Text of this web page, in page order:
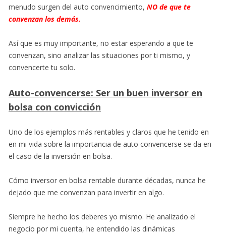
menudo surgen del auto convencimiento, NO de que te
convenzan los demás.
Así que es muy importante, no estar esperando a que te
convenzan, sino analizar las situaciones por ti mismo, y
convencerte tu solo.
Auto-convencerse: Ser un buen inversor en
bolsa con convicción
Uno de los ejemplos más rentables y claros que he tenido en
en mi vida sobre la importancia de auto convencerse se da en
el caso de la inversión en bolsa.
Cómo inversor en bolsa rentable durante décadas, nunca he
dejado que me convenzan para invertir en algo.
Siempre he hecho los deberes yo mismo. He analizado el
negocio por mi cuenta, he entendido las dinámicas